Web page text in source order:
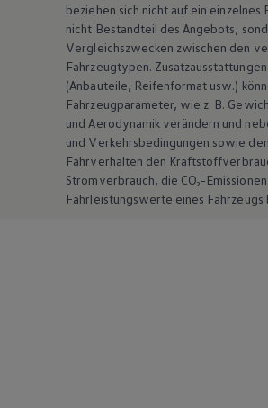
beziehen sich nicht auf ein einzelnes
nicht Bestandteil des Angebots,
Vergleichszwecken zwischen den
Fahrzeugtypen.
(Anbauteile, Reifenformat usw.)
Fahrzeugparameter, wie z. B.
und Aerodynamik verändern und
und Verkehrsbedingungen sowie
Fahrverhalten den
Stromverbrauch, die CO₂-
Fahrleistungswerte eines Fahrzeugs